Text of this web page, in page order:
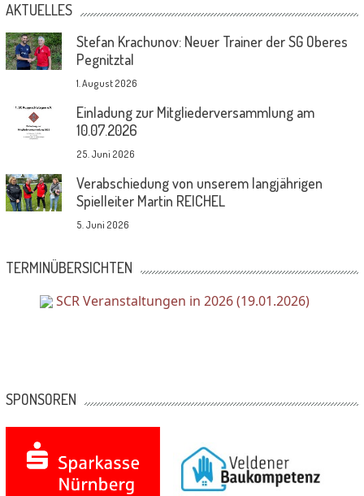
AKTUELLES
Stefan Krachunov: Neuer Trainer der SG Oberes
Pegnitztal
1. August 2026
Einladung zur Mitgliederversammlung am
10.07.2026
25. Juni 2026
Verabschiedung von unserem langjährigen
Spielleiter Martin REICHEL
5. Juni 2026
TERMINÜBERSICHTEN
SCR Veranstaltungen in 2026 (19.01.2026)
SPONSOREN